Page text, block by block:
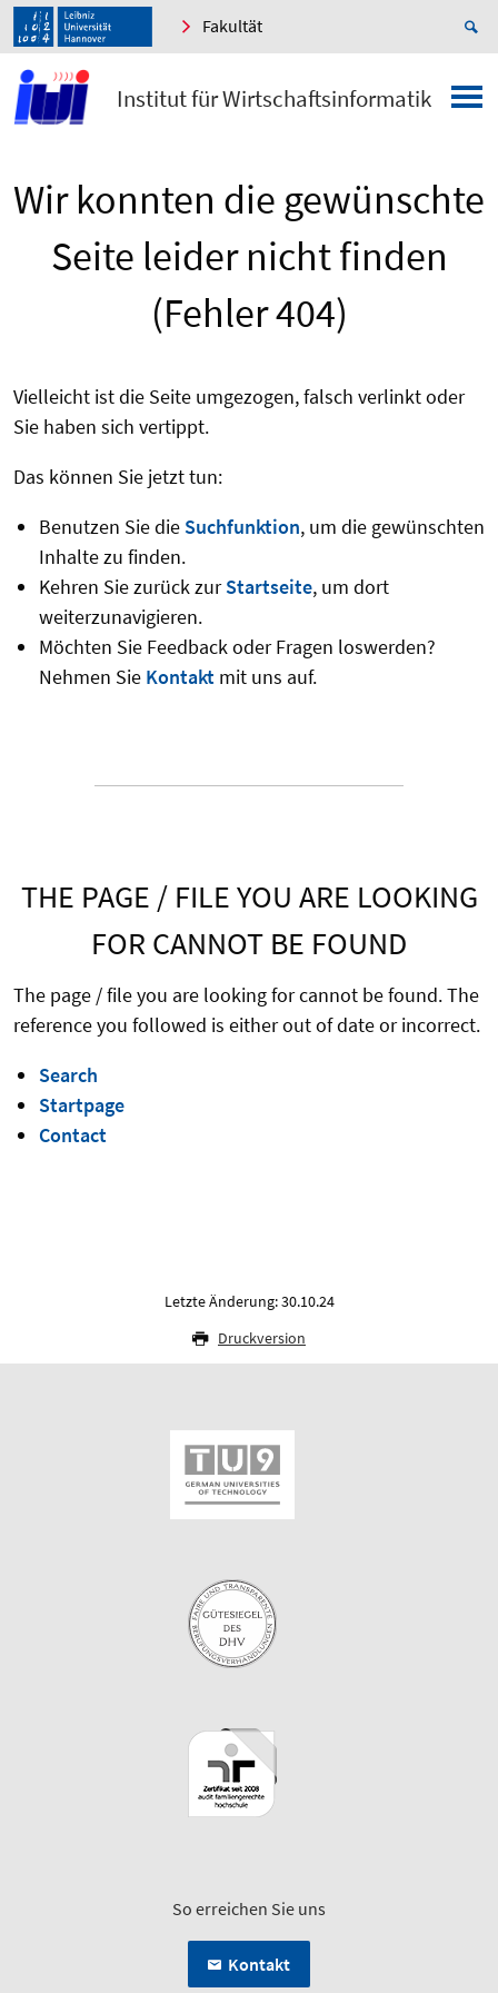
Fakultät
Institut für Wirtschaftsinformatik
Wir konnten die gewünschte
Seite leider nicht finden
(Fehler 404)
Vielleicht ist die Seite umgezogen, falsch verlinkt oder
Sie haben sich vertippt.
Das können Sie jetzt tun:
Benutzen Sie die Suchfunktion, um die gewünschten
Inhalte zu finden.
Kehren Sie zurück zurStartseite, um dort
weiterzunavigieren.
Möchten Sie Feedback oder Fragen loswerden?
Nehmen Sie Kontaktmit uns auf.
THE PAGE / FILE YOU ARE LOOKING
FOR CANNOT BE FOUND
The page / file you are looking for cannot be found. The
reference you followed is either out of date or incorrect.
Search
Startpage
Contact
Letzte Änderung: 30.10.24
Druckversion
So erreichen Sie uns
Kontakt